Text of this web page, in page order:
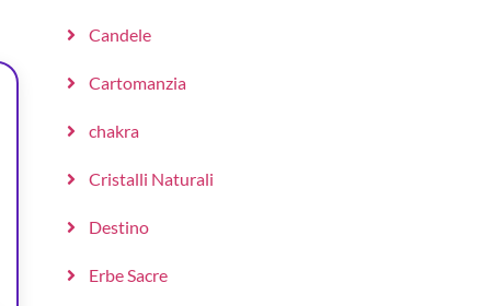
Candele
Cartomanzia
chakra
Cristalli Naturali
Destino
Erbe Sacre